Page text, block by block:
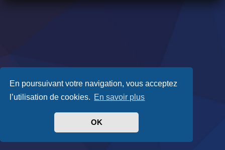
En poursuivant votre navigation, vous acceptez
l’utilisation de cookies. En savoir plus
OK